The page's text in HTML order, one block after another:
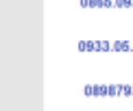
gói hàng hoá